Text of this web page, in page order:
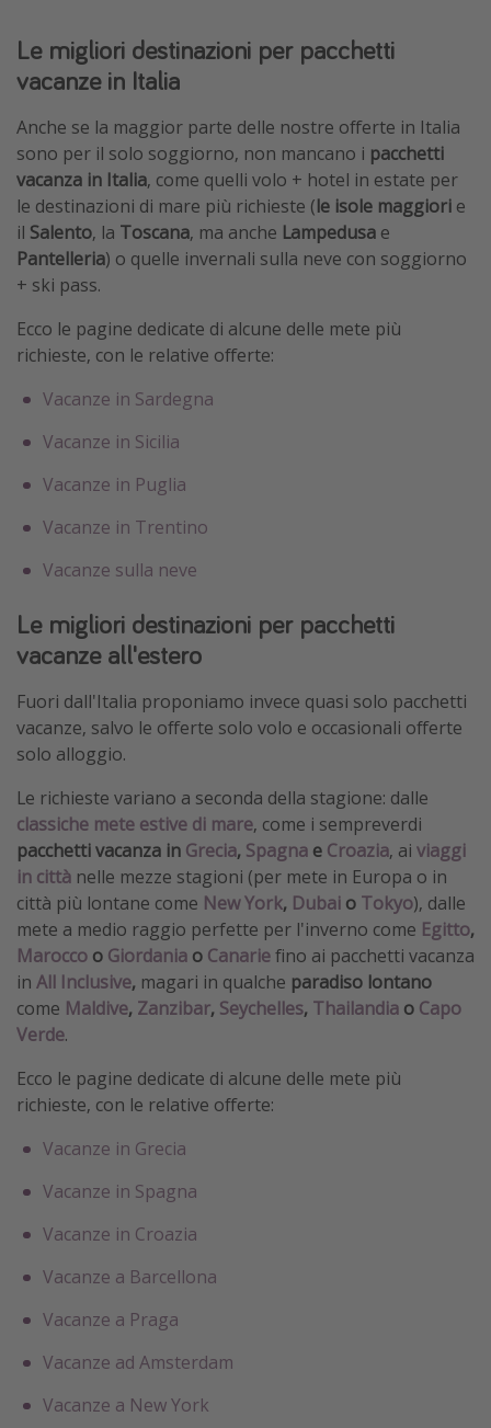
Le migliori destinazioni per pacchetti
vacanze in Italia
Anche se la maggior parte delle nostre offerte in Italia
sono per il solo soggiorno, non mancano i pacchetti
vacanza in Italia, come quelli volo + hotel in estate per
le destinazioni di mare più richieste (le isole maggiori e
il Salento, la Toscana, ma anche Lampedusa e
Pantelleria) o quelle invernali sulla neve con soggiorno
+ ski pass.
Ecco le pagine dedicate di alcune delle mete più
richieste, con le relative offerte:
Vacanze in Sardegna
Vacanze in Sicilia
Vacanze in Puglia
Vacanze in Trentino
Vacanze sulla neve
Le migliori destinazioni per pacchetti
vacanze all'estero
Fuori dall'Italia proponiamo invece quasi solo pacchetti
vacanze, salvo le offerte solo volo e occasionali offerte
solo alloggio.
Le richieste variano a seconda della stagione: dalle
classiche mete estive di mare, come i sempreverdi
pacchetti vacanza in Grecia, Spagna e Croazia, ai viaggi
in città nelle mezze stagioni (per mete in Europa o in
città più lontane come New York, Dubai o Tokyo), dalle
mete a medio raggio perfette per l'inverno come Egitto,
Marocco o Giordania o Canariefino ai pacchetti vacanza
in All Inclusive, magari in qualche paradiso lontano
come Maldive, Zanzibar, Seychelles, Thailandia o Capo
Verde.
Ecco le pagine dedicate di alcune delle mete più
richieste, con le relative offerte:
Vacanze in Grecia
Vacanze in Spagna
Vacanze in Croazia
Vacanze a Barcellona
Vacanze a Praga
Vacanze ad Amsterdam
Vacanze a New York